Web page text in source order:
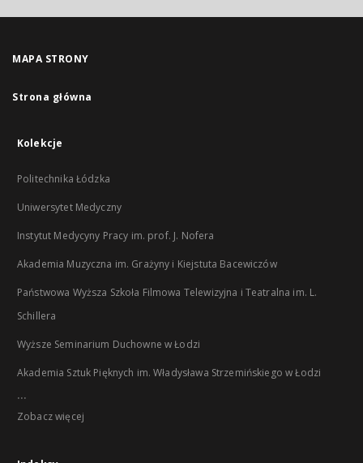
MAPA STRONY
Strona główna
Kolekcje
Politechnika Łódzka
Uniwersytet Medyczny
Instytut Medycyny Pracy im. prof. J. Nofera
Akademia Muzyczna im. Grażyny i Kiejstuta Bacewiczów
Państwowa Wyższa Szkoła Filmowa Telewizyjna i Teatralna im. L.
Schillera
Wyższe Seminarium Duchowne w Łodzi
Akademia Sztuk Pięknych im. Władysława Strzemińskiego w Łodzi
...
Zobacz więcej